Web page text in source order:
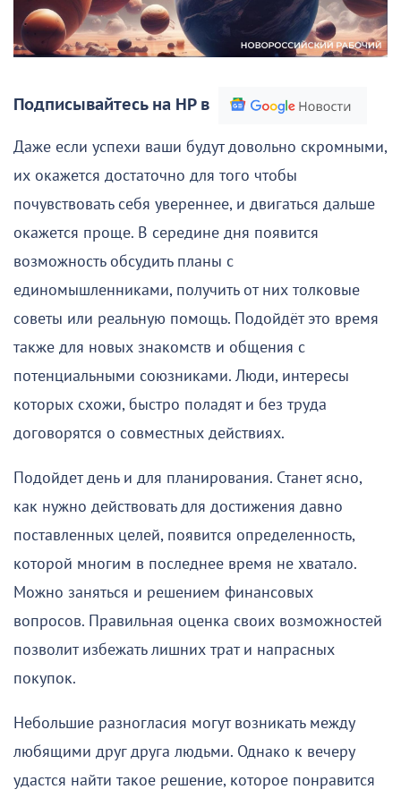
Подписывайтесь на НР в
Даже если успехи ваши будут довольно скромными,
их окажется достаточно для того чтобы
почувствовать себя увереннее, и двигаться дальше
окажется проще. В середине дня появится
возможность обсудить планы с
единомышленниками, получить от них толковые
советы или реальную помощь. Подойдёт это время
также для новых знакомств и общения с
потенциальными союзниками. Люди, интересы
которых схожи, быстро поладят и без труда
договорятся о совместных действиях.
Подойдет день и для планирования. Станет ясно,
как нужно действовать для достижения давно
поставленных целей, появится определенность,
которой многим в последнее время не хватало.
Можно заняться и решением финансовых
вопросов. Правильная оценка своих возможностей
позволит избежать лишних трат и напрасных
покупок.
Небольшие разногласия могут возникать между
любящими друг друга людьми. Однако к вечеру
удастся найти такое решение, которое понравится